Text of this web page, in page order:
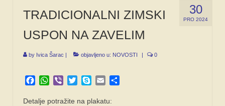
30
PRO 2024
TRADICIONALNI ZIMSKI
USPON NA ZAVELIM
by Ivica Šarac objavljeno u: NOVOSTI 0
Facebook
WhatsApp
Viber TwitterSkypeEmail
Detalje potražite na plakatu: